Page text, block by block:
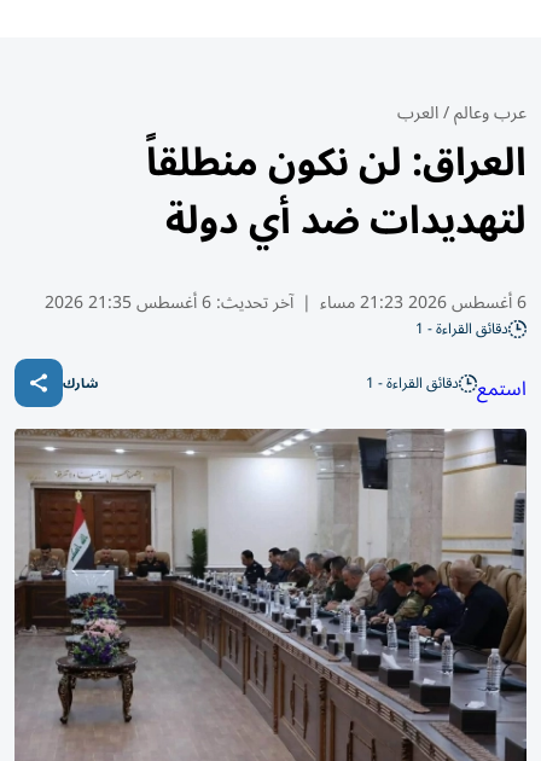
عرب وعالم/العرب
العراق: لن نكون منطلقاً
لتهديدات ضد أي دولة
6 أغسطس 2026 21:23 مساء | آخر تحديث:6 أغسطس 21:35 2026
دقائق القراءة - 1
استمع دقائق القراءة - 1 شارك